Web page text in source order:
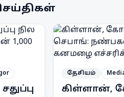
தேசியம்
கிள்ளான்,